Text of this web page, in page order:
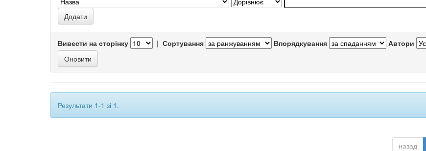
Вивести на сторінку | Сортування Впорядкування Автори
Результати 1-1 зі 1.
назад